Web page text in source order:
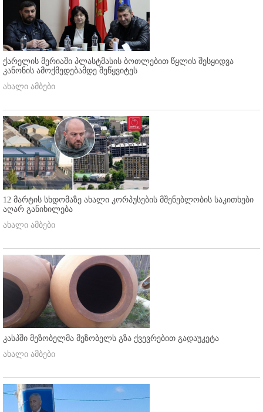
ქარელის მერიაში პლასტმასის ბოთლებით წყლის შესყიდვა
კანონის ამოქმედებამდე შეწყვიტეს
ახალი ამბები
12 მარტის სხდომაზე ახალი კორპუსების მშენებლობის საკითხები
აღარ განიხილება
ახალი ამბები
კასპში მეზობელმა მეზობელს გზა ქვევრებით გადაუკეტა
ახალი ამბები